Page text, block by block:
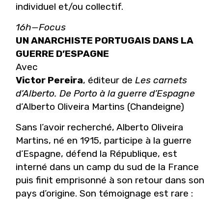
individuel et/ou collectif.
16h—Focus
UN ANARCHISTE PORTUGAIS DANS LA
GUERRE D’ESPAGNE
Avec
Victor Pereira, éditeur de Les carnets
d’Alberto. De Porto à la guerre d’Espagne
d’Alberto Oliveira Martins (Chandeigne)
Sans l’avoir recherché, Alberto Oliveira
Martins, né en 1915, participe à la guerre
d’Espagne, défend la République, est
interné dans un camp du sud de la France
puis finit emprisonné à son retour dans son
pays d’origine. Son témoignage est rare :